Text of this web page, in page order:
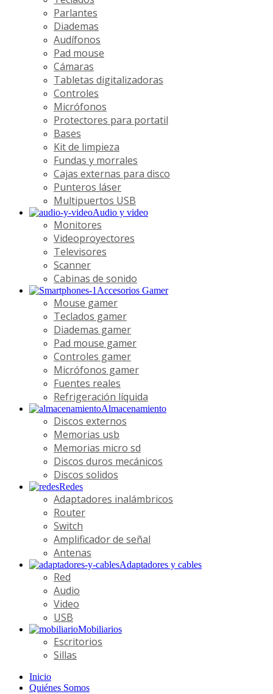
Parlantes
Diademas
Audífonos
Pad mouse
Cámaras
Tabletas digitalizadoras
Controles
Micrófonos
Protectores para portatil
Bases
Kit de limpieza
Fundas y morrales
Cajas externas para disco
Punteros láser
Multipuertos USB
Audio y video
Monitores
Videoproyectores
Televisores
Scanner
Cabinas de sonido
Accesorios Gamer
Mouse gamer
Teclados gamer
Diademas gamer
Pad mouse gamer
Controles gamer
Micrófonos gamer
Fuentes reales
Refrigeración líquida
Almacenamiento
Discos externos
Memorias usb
Memorias micro sd
Discos duros mecánicos
Discos solidos
Redes
Adaptadores inalámbricos
Router
Switch
Amplificador de señal
Antenas
Adaptadores y cables
Red
Audio
Video
USB
Mobiliarios
Escritorios
Sillas
Inicio
Quiénes Somos